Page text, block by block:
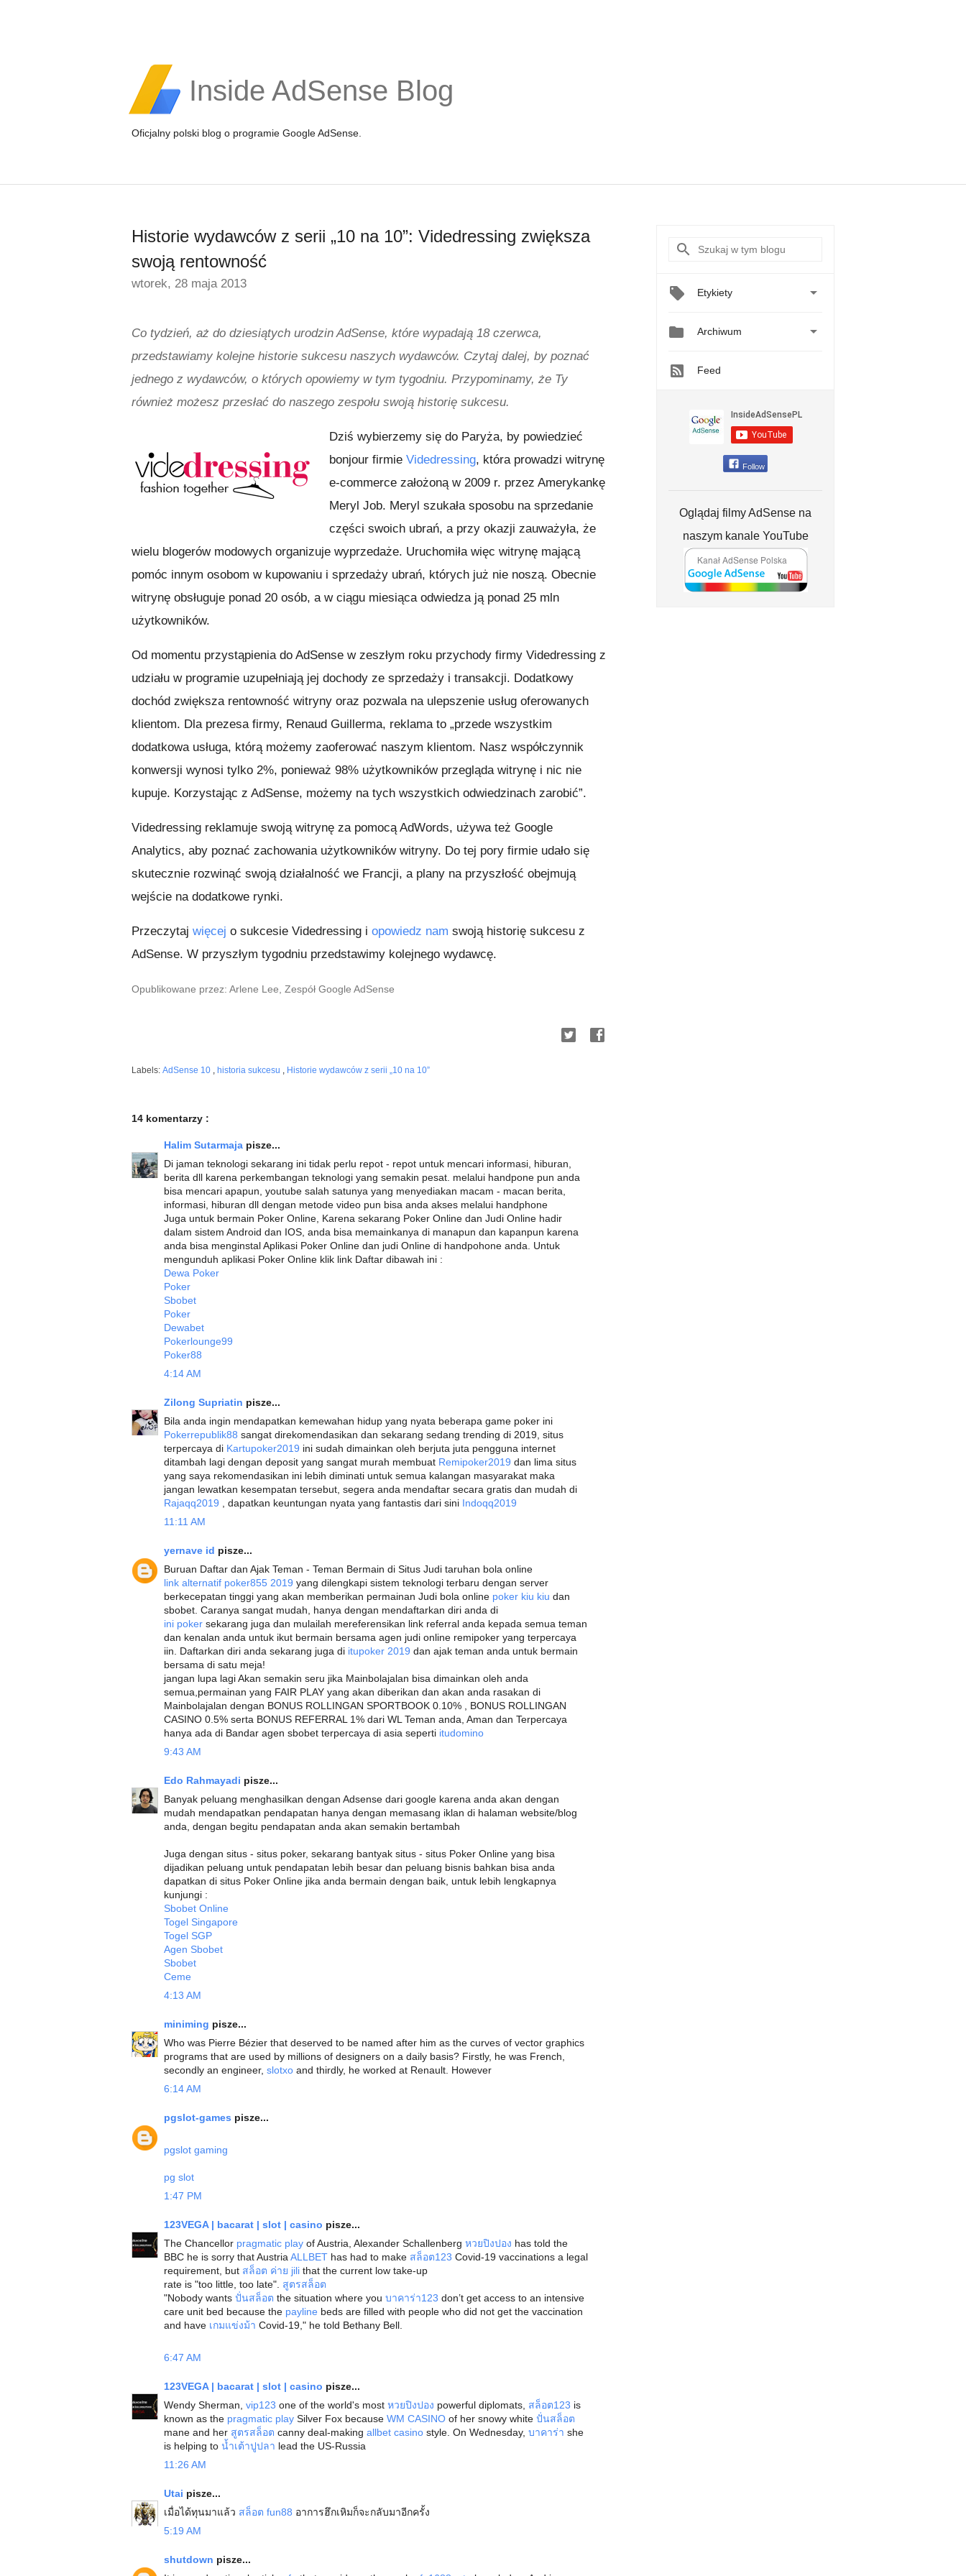
Inside AdSense Blog
Oficjalny polski blog o programie Google AdSense.
Historie wydawców z serii „10 na 10”: Videdressing zwiększa
swoją rentowność
wtorek, 28 maja 2013
Co tydzień, aż do dziesiątych urodzin AdSense, które wypadają 18 czerwca,
przedstawiamy kolejne historie sukcesu naszych wydawców. Czytaj dalej, by poznać
jednego z wydawców, o których opowiemy w tym tygodniu. Przypominamy, że Ty
również możesz przesłać do naszego zespołu swoją historię sukcesu.
Dziś wybierzemy się do Paryża, by powiedzieć
bonjour firmie Videdressing, która prowadzi witrynę
e-commerce założoną w 2009 r. przez Amerykankę
Meryl Job. Meryl szukała sposobu na sprzedanie
części swoich ubrań, a przy okazji zauważyła, że
wielu blogerów modowych organizuje wyprzedaże. Uruchomiła więc witrynę mającą
pomóc innym osobom w kupowaniu i sprzedaży ubrań, których już nie noszą. Obecnie
witrynę obsługuje ponad 20 osób, a w ciągu miesiąca odwiedza ją ponad 25 mln
użytkowników.
Od momentu przystąpienia do AdSense w zeszłym roku przychody firmy Videdressing z
udziału w programie uzupełniają jej dochody ze sprzedaży i transakcji. Dodatkowy
dochód zwiększa rentowność witryny oraz pozwala na ulepszenie usług oferowanych
klientom. Dla prezesa firmy, Renaud Guillerma, reklama to „przede wszystkim
dodatkowa usługa, którą możemy zaoferować naszym klientom. Nasz współczynnik
konwersji wynosi tylko 2%, ponieważ 98% użytkowników przegląda witrynę i nic nie
kupuje. Korzystając z AdSense, możemy na tych wszystkich odwiedzinach zarobić”.
Videdressing reklamuje swoją witrynę za pomocą AdWords, używa też Google
Analytics, aby poznać zachowania użytkowników witryny. Do tej pory firmie udało się
skutecznie rozwinąć swoją działalność we Francji, a plany na przyszłość obejmują
wejście na dodatkowe rynki.
Przeczytaj więcej o sukcesie Videdressing i opowiedz nam swoją historię sukcesu z
AdSense. W przyszłym tygodniu przedstawimy kolejnego wydawcę.
Opublikowane przez: Arlene Lee, Zespół Google AdSense
Labels: AdSense 10 , historia sukcesu , Historie wydawców z serii „10 na 10”
14 komentarzy :
Halim Sutarmaja pisze...
Di jaman teknologi sekarang ini tidak perlu repot - repot untuk mencari informasi, hiburan,
berita dll karena perkembangan teknologi yang semakin pesat. melalui handpone pun anda
bisa mencari apapun, youtube salah satunya yang menyediakan macam - macan berita,
informasi, hiburan dll dengan metode video pun bisa anda akses melalui handphone
Juga untuk bermain Poker Online, Karena sekarang Poker Online dan Judi Online hadir
dalam sistem Android dan IOS, anda bisa memainkanya di manapun dan kapanpun karena
anda bisa menginstal Aplikasi Poker Online dan judi Online di handpohone anda. Untuk
mengunduh aplikasi Poker Online klik link Daftar dibawah ini :
Dewa Poker
Poker
Sbobet
Poker
Dewabet
Pokerlounge99
Poker88
4:14 AM
Zilong Supriatin pisze...
Bila anda ingin mendapatkan kemewahan hidup yang nyata beberapa game poker ini
Pokerrepublik88 sangat direkomendasikan dan sekarang sedang trending di 2019, situs
terpercaya di Kartupoker2019 ini sudah dimainkan oleh berjuta juta pengguna internet
ditambah lagi dengan deposit yang sangat murah membuat Remipoker2019 dan lima situs
yang saya rekomendasikan ini lebih diminati untuk semua kalangan masyarakat maka
jangan lewatkan kesempatan tersebut, segera anda mendaftar secara gratis dan mudah di
Rajaqq2019 , dapatkan keuntungan nyata yang fantastis dari sini Indoqq2019
11:11 AM
yernave id pisze...
Buruan Daftar dan Ajak Teman - Teman Bermain di Situs Judi taruhan bola online
link alternatif poker855 2019 yang dilengkapi sistem teknologi terbaru dengan server
berkecepatan tinggi yang akan memberikan permainan Judi bola online poker kiu kiu dan
sbobet. Caranya sangat mudah, hanya dengan mendaftarkan diri anda di
ini poker sekarang juga dan mulailah mereferensikan link referral anda kepada semua teman
dan kenalan anda untuk ikut bermain bersama agen judi online remipoker yang terpercaya
iin. Daftarkan diri anda sekarang juga di itupoker 2019 dan ajak teman anda untuk bermain
bersama di satu meja!
jangan lupa lagi Akan semakin seru jika Mainbolajalan bisa dimainkan oleh anda
semua,permainan yang FAIR PLAY yang akan diberikan dan akan anda rasakan di
Mainbolajalan dengan BONUS ROLLINGAN SPORTBOOK 0.10% , BONUS ROLLINGAN
CASINO 0.5% serta BONUS REFERRAL 1% dari WL Teman anda, Aman dan Terpercaya
hanya ada di Bandar agen sbobet terpercaya di asia seperti itudomino
9:43 AM
Edo Rahmayadi pisze...
Banyak peluang menghasilkan dengan Adsense dari google karena anda akan dengan
mudah mendapatkan pendapatan hanya dengan memasang iklan di halaman website/blog
anda, dengan begitu pendapatan anda akan semakin bertambah
Juga dengan situs - situs poker, sekarang bantyak situs - situs Poker Online yang bisa
dijadikan peluang untuk pendapatan lebih besar dan peluang bisnis bahkan bisa anda
dapatkan di situs Poker Online jika anda bermain dengan baik, untuk lebih lengkapnya
kunjungi :
Sbobet Online
Togel Singapore
Togel SGP
Agen Sbobet
Sbobet
Ceme
4:13 AM
miniming pisze...
Who was Pierre Bézier that deserved to be named after him as the curves of vector graphics
programs that are used by millions of designers on a daily basis? Firstly, he was French,
secondly an engineer, slotxo and thirdly, he worked at Renault. However
6:14 AM
pgslot-games pisze...
pgslot gaming
pg slot
1:47 PM
123VEGA | bacarat | slot | casino pisze...
The Chancellor pragmatic play of Austria, Alexander Schallenberg หวยปิงปอง has told the
BBC he is sorry that Austria ALLBET has had to make สล็อต123 Covid-19 vaccinations a legal
requirement, but สล็อต ค่าย jili that the current low take-up
rate is "too little, too late". สูตรสล็อต
"Nobody wants ปั่นสล็อต the situation where you บาคาร่า123 don’t get access to an intensive
care unit bed because the payline beds are filled with people who did not get the vaccination
and have เกมแข่งม้า Covid-19," he told Bethany Bell.
6:47 AM
123VEGA | bacarat | slot | casino pisze...
Wendy Sherman, vip123 one of the world's most หวยปิงปอง powerful diplomats, สล็อต123 is
known as the pragmatic play Silver Fox because WM CASINO of her snowy white ปั่นสล็อต
mane and her สูตรสล็อต canny deal-making allbet casino style. On Wednesday, บาคาร่า she
is helping to น้ำเต้าปูปลา lead the US-Russia
11:26 AM
Utai pisze...
เมื่อได้ทุนมาแล้ว สล็อต fun88 อาการฮึกเหิมก็จะกลับมาอีกครั้ง
5:19 AM
shutdown pisze...
Etykiety 
 Archiwum 
Feed
Follow
Oglądaj filmy AdSense na
naszym kanale YouTube